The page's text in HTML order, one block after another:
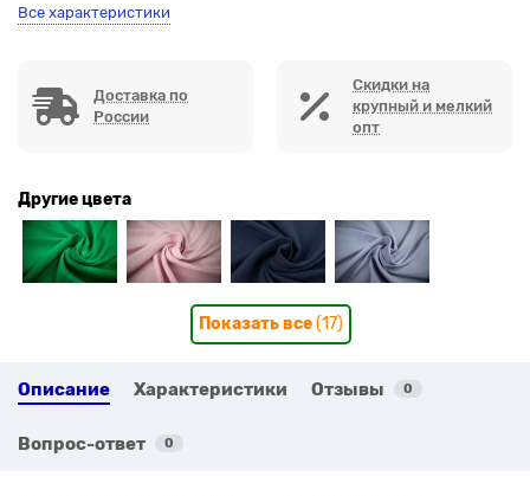
Все характеристики
Доставка по
России
Скидки на
крупный и мелкий
опт
Другие цвета
Показать все(17)
Описание Характеристики Отзывы 0
Вопрос-ответ 0